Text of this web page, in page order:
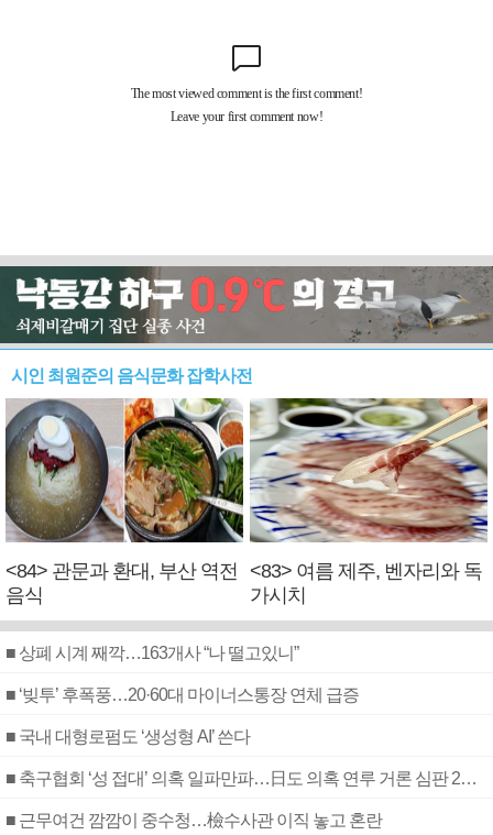
시인 최원준의 음식문화 잡학사전
<84> 관문과 환대, 부산 역전
음식
<83> 여름 제주, 벤자리와 독
가시치
■ 상폐 시계 째깍…163개사 “나 떨고있니”
■ ‘빚투’ 후폭풍…20·60대 마이너스통장 연체 급증
■ 국내 대형로펌도 ‘생성형 AI’ 쓴다
■ 축구협회 ‘성 접대’ 의혹 일파만파…日도 의혹 연루 거론 심판 2명 조사
■ 근무여건 깜깜이 중수청…檢수사관 이직 놓고 혼란